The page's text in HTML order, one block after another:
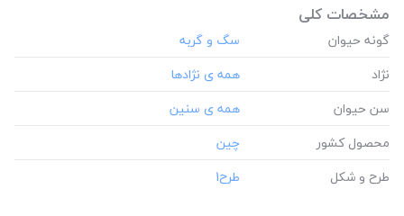
مشخصات کلی
گونه حیوان
نژاد
سن حیوان
محصول کشور
طرح و شکل